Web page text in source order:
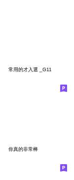
常用的才入選 _G11
你真的非常棒